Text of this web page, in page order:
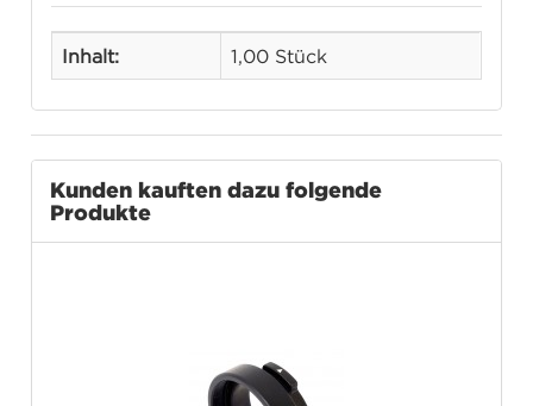
Inhalt: 1,00 Stück
Kunden kauften dazu folgende
Produkte